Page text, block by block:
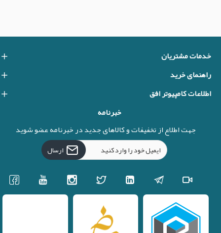
خدمات مشتریان
راهنمای خرید
اطلاعات کامپیوتر افق
خبرنامه
جهت اطلاع از تخفیفات و کالاهای جدید در خبرنامه عضو شوید
ارسال